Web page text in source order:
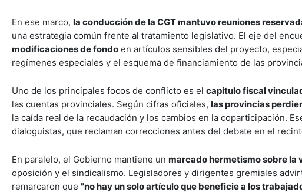
En ese marco, la conducción de la CGT mantuvo reuniones
una estrategia común frente al tratamiento legislativo. El eje del
modificaciones de fondo en artículos sensibles del proyecto,
regímenes especiales y el esquema de financiamiento de las
Uno de los principales focos de conflicto es el capítulo fiscal
las cuentas provinciales. Según cifras oficiales, las provincias
la caída real de la recaudación y los cambios en la coparticipación.
dialoguistas, que reclaman correcciones antes del debate en el
En paralelo, el Gobierno mantiene un marcado hermetismo sobre la
oposición y el sindicalismo. Legisladores y dirigentes gremiales
remarcaron que "no hay un solo artículo que beneficie a los